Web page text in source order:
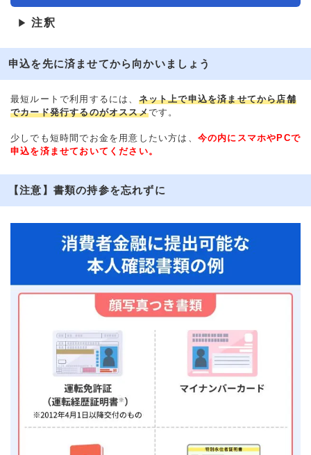
▶ 注釈
申込を先に済ませてから向かいましょう
最短ルートで利用するには、 ネット上で申込を済ませてから店舗
でカード発行するのがオススメです。
少しでも短時間でお金を用意したい方は、 今の内にスマホやPCで
申込を済ませておいてください。
【注意】書類の持参を忘れずに